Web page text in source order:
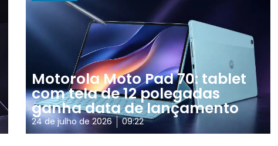
Motorola Moto Pad 70: tablet
com tela de 12 polegadas
ganha data de lançamento
24 de julho de 2026 09:22